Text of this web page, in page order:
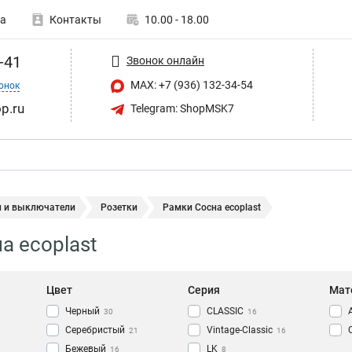
Контакты 10.00 - 18.00
Звонок онлайн
MAX: +7 (936) 132-34-54
Telegram: ShopMSK7
и выключатели Розетки Рамки Сосна ecoplast
ecoplast
Цвет
Черный 30
Серебристый 21
Бежевый 16
Серия
CLASSIC 16
Vintage-Classic 16
LK 8